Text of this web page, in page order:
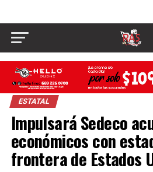
ESTATAL
Impulsará Sedeco
económicos con
frontera de Estados